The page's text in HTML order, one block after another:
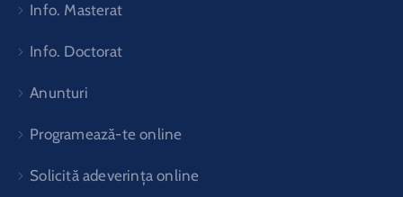
Info. Masterat
Info. Doctorat
Anunturi
Programează-te online
Solicită adeverința online